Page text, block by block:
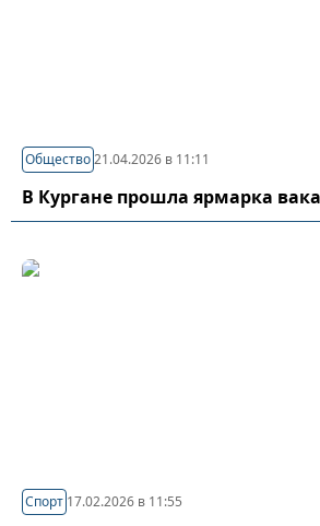
Общество21.04.2026 в 11:11
В Кургане прошла ярмарка
Спорт 17.02.2026 в 11:55